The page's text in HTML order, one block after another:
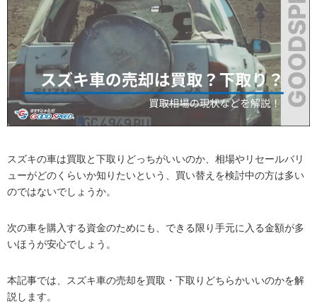
スズキの車は買取と下取りどっちがいいのか、相場やリセールバリ
ューがどのくらいか知りたいという、買い替えを検討中の方は多い
のではないでしょうか。
次の車を購入する資金のためにも、できる限り手元に入る金額が多
いほうが安心でしょう。
本記事では、スズキ車の売却を買取・下取りどちらかいいのかを解
説します。